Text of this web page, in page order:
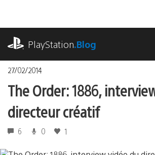
contenu
PlayStation.Blog
27/02/2014
The Order: 1886,
directeur créatif
6 0 1